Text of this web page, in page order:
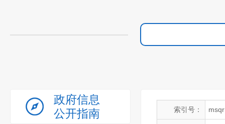
政府信息
公开指南
索引号：